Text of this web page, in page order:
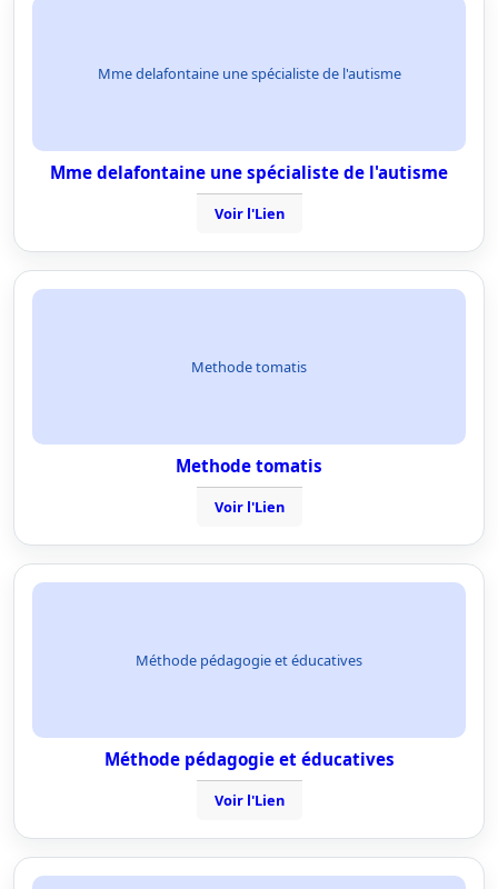
Mme delafontaine une spécialiste de l'autisme
Mme delafontaine une spécialiste de l'autisme
Voir l'Lien
Methode tomatis
Methode tomatis
Voir l'Lien
Méthode pédagogie et éducatives
Méthode pédagogie et éducatives
Voir l'Lien